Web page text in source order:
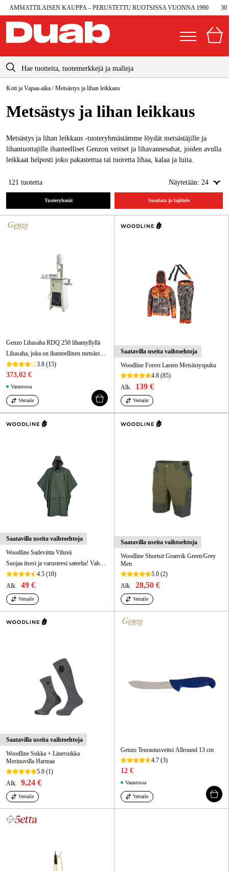
KAUPPA – PERUSTETTU RUOTSISSA VUONNA 1990 30
Suomi
Sverige
Danmark
Norge
Koneet ja työkalut
Autotalli ja verstas
Konetarvikkeet ja käyttömateriaalit
Työvaatteet ja suojavarusteet
Sähkö ja rakentaminen
Metsä & Puutarha
Artikkelit & Oppaat
Usein kysytyt kysymykset
info@duab.fi
Koti ja Vapaa-aika /Metsästys ja lihan leikkaus
Metsästys ja lihan leikkaus
Metsästys ja lihan leikkaus -tuoteryhmästämme löydät metsästäjille ja
lihantuottajille ihanteelliset Genzon veitset ja lihavannesahat, joiden avulla
leikkaat helposti joko pakastettua tai tuoretta lihaa, kalaa ja luita.
121 tuotetta Näytetään: 24
Tuoteryhmät Suodata ja lajittele
Genzo Lihasaha RDQ 250 lihamyllyllä
Lihasaha, joka on ihanteellinen metsästäjille ja lihantuottajille. Leikkaa vaivatta joko jäätynyttä tai tuoretta lihaa, kalaa ja luita.
3.8 (15)
373,02 €
Varastossa
Vertaile
Saatavilla useita vaihtoehtoja
Woodline Forest Lasten Metsästyspuku
4.8 (85)
Alk.
139 €
Vertaile
Saatavilla useita vaihtoehtoja
Woodline Sadeviitta Vihreä
4.5 (10)
Alk.
49 €
Vertaile
Saatavilla useita vaihtoehtoja
Woodline Shortsit Granvik Green/Grey
Men
5.0 (2)
Alk.
28,50 €
Vertaile
Saatavilla useita vaihtoehtoja
Woodline Sukka + Linersukka
Merinovilla Harmaa
5.0 (1)
Alk.
9,24 €
Vertaile
Genzo Teurastusveitsi Allround 13 cm
4.7 (3)
12 €
Varastossa
Vertaile